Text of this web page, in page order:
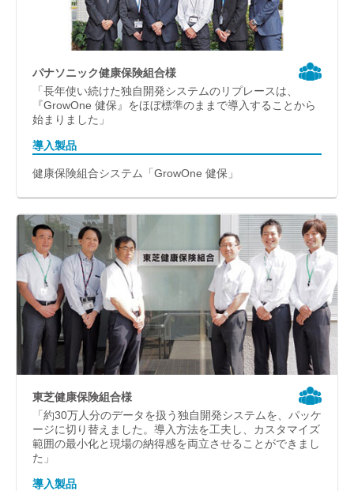
パナソニック健康保険組合様
「長年使い続けた独自開発システムのリプレースは、
『GrowOne 健保』をほぼ標準のままで導入することから
始まりました」
導入製品
健康保険組合システム「GrowOne 健保」
東芝健康保険組合様
「約30万人分のデータを扱う独自開発システムを、パッケ
ージに切り替えました。導入方法を工夫し、カスタマイズ
範囲の最小化と現場の納得感を両立させることができまし
た」
導入製品